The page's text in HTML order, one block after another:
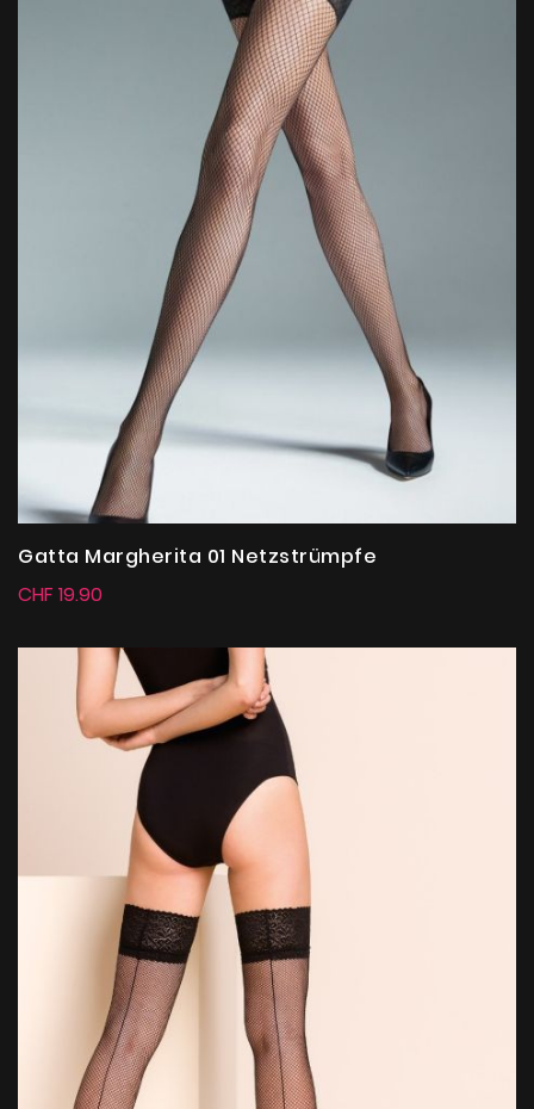
Gatta Margherita 01 Netzstrümpfe
CHF 19.90